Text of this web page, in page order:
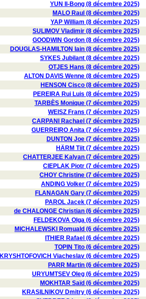
YUN Il-Bong (8 décembre 2025)
MALO Raul (8 décembre 2025)
YAP William (8 décembre 2025)
SULIMOV Vladimir (8 décembre 2025)
GOODWIN Gordon (8 décembre 2025)
DOUGLAS-HAMILTON Iain (8 décembre 2025)
SYKES Jubilant (8 décembre 2025)
OTJES Hans (8 décembre 2025)
ALTON DAVIS Wenne (8 décembre 2025)
HENSON Cisco (8 décembre 2025)
PEREIRA Rui Luis (8 décembre 2025)
TARBÈS Monique (7 décembre 2025)
WEISZ Frans (7 décembre 2025)
CARPANI Rachael (7 décembre 2025)
GUERREIRO Anita (7 décembre 2025)
DUNTON Joe (7 décembre 2025)
HÄRM Tiit (7 décembre 2025)
CHATTERJEE Kalyan (7 décembre 2025)
CIEPLAK Piotr (7 décembre 2025)
CHOY Christine (7 décembre 2025)
ANDING Volker (7 décembre 2025)
FLANAGAN Gary (7 décembre 2025)
PAROL Jacek (7 décembre 2025)
de CHALONGE Christian (6 décembre 2025)
FELDEKOVA Olga (6 décembre 2025)
MICHALEWSKI Romuald (6 décembre 2025)
ITHIER Rafael (6 décembre 2025)
TOPIN Tito (6 décembre 2025)
KRYSHTOFOVICH Viacheslav (6 décembre 2025)
PARR Martin (6 décembre 2025)
URYUMTSEV Oleg (6 décembre 2025)
MOKHTAR Saïd (6 décembre 2025)
KRASILNIKOV Dmitry (6 décembre 2025)